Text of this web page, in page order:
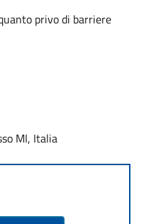
privo di barriere
MI, Italia